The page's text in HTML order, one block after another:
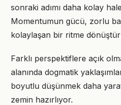
sonraki adımı daha kolay
Momentumun gücü, zorlu
kolaylaşan bir ritme
Farklı perspektiflere açık
alanında dogmatik
boyutlu düşünmek daha
zemin hazırlıyor.